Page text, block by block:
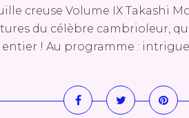
creuse Volume IX Takashi
du célèbre cambrioleur,
! Au programme :